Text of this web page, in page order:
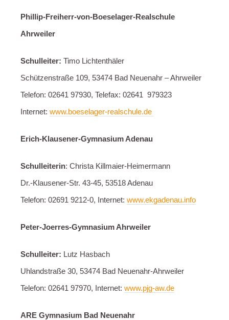
Phillip-Freiherr-von-Boeselager-Realschule
Ahrweiler
Schulleiter: Timo Lichtenthäler
Schützenstraße 109, 53474 Bad Neuenahr – Ahrweiler
Telefon: 02641 97930, Telefax: 02641 979323
Internet: www.boeselager-realschule.de
Erich-Klausener-Gymnasium Adenau
Schulleiterin: Christa Killmaier-Heimermann
Dr.-Klausener-Str. 43-45, 53518 Adenau
Telefon: 02691 9212-0, Internet: www.ekgadenau.info
Peter-Joerres-Gymnasium Ahrweiler
Schulleiter: Lutz Hasbach
Uhlandstraße 30, 53474 Bad Neuenahr-Ahrweiler
Telefon: 02641 97970, Internet: www.pjg-aw.de
ARE Gymnasium Bad Neuenahr